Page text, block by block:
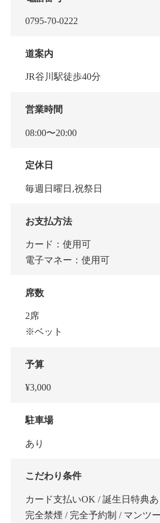
0795-70-0222
道案内
JR谷川駅徒歩40分
営業時間
08:00〜20:00
定休日
毎週日曜日,祝祭日
お支払方法
カード：使用可
電子マネー：使用可
席数
2席
※ベット
予算
¥3,000
駐車場
あり
こだわり条件
カード支払いOK / 誕生日特典
完全禁煙 / 完全予約制 / マンツ